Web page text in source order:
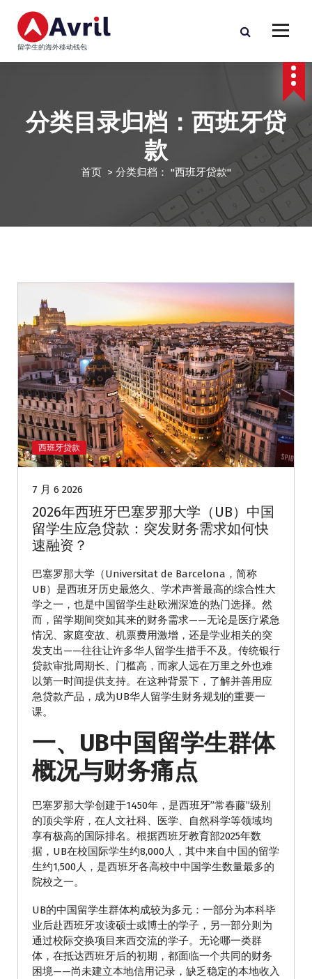
留学生的海外移动钱包
分类目录归档：西班牙贷
款
首页 > 分类归档： "西班牙贷款"
西班牙贷款
7 月 6 2026
2026年西班牙巴塞罗那大学（UB）中国
留学生应急贷款：突发财务需求如何快
速融资？
巴塞罗那大学（Universitat de Barcelona，简称
UB）是西班牙历史最悠久、学术声誉最高的综合性大
学之一，也是中国留学生赴欧洲深造的热门选择。然
而，留学期间突如其来的财务需求——无论是医疗紧急
情况、家庭变故、机票费用激增，还是学业相关的突
发支出——往往让许多华人留学生措手不及。传统银行
贷款审批周期长、门槛高，而家人远在万里之外也难
以第一时间提供支持。在这种背景下，了解并善用应
急贷款产品，成为UB华人留学生财务规划的重要一
课。
一、UB中国留学生群体
概况与财务痛点
巴塞罗那大学创建于1450年，是西班牙”常春藤”级别
的顶尖学府，在人文社科、医学、自然科学等领域均
享有极高的国际排名。根据西班牙教育部2025年数
据，UB在校国际学生约8,000人，其中来自中国的留学
生约1,500人，是西班牙各高校中中国学生数量最多的
院校之一。
UB的中国留学生群体构成较为多元：一部分为本科毕
业后赴西班牙攻读硕士或博士的学子，另一部分则为
通过校际交换项目来西交流的学子。无论哪一类群
体，在抵达西班牙后的初期，都面临一个共同的财务
困境——尚未建立本地信用记录，缺乏稳定的本地收入